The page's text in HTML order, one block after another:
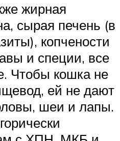
жирная
сырая печень (в
копчености
и специи, все
Чтобы кошка не
ей не дают
шеи и лапы.